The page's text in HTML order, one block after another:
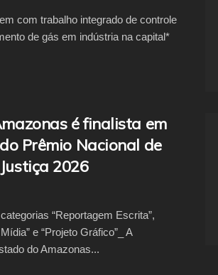
com trabalho integrado de controle
de gás em indústria na capital*
é finalista em
Prêmio Nacional de
2026
“Reportagem Escrita”,
e “Projeto Gráfico”_ A
do Amazonas...